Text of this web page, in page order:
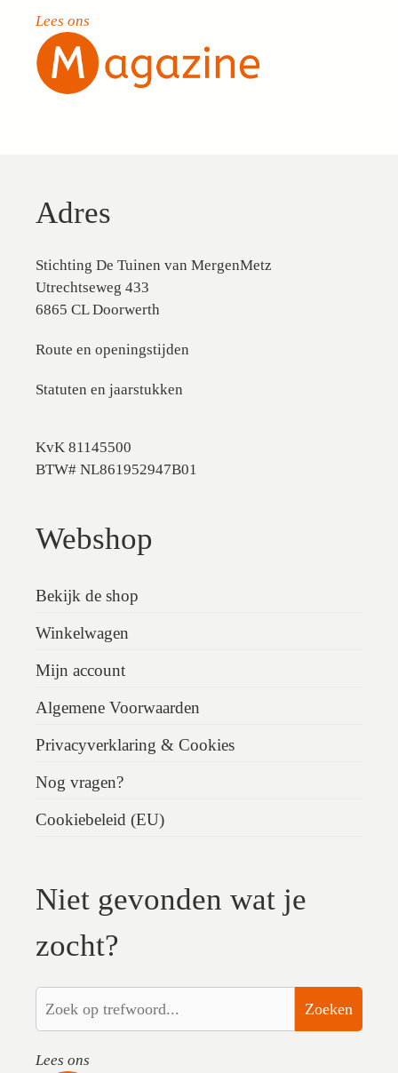
Lees ons
Adres
Stichting De Tuinen van MergenMetz
Utrechtseweg 433
6865 CL Doorwerth
Route en openingstijden
Statuten en jaarstukken
KvK 81145500
BTW# NL861952947B01
Webshop
Bekijk de shop
Winkelwagen
Mijn account
Algemene Voorwaarden
Privacyverklaring & Cookies
Nog vragen?
Cookiebeleid (EU)
Niet gevonden wat je
zocht?
Zoeken
Lees ons